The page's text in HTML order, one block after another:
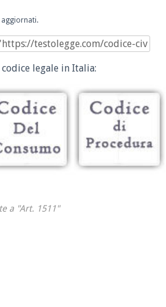
aggiornati.
legale in Italia:
a "Art. 1511"